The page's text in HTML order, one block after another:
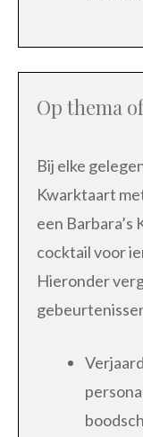
Op thema
Bij elke
Kwarktaart
een Barbara’s
cocktail voor
Hieronder